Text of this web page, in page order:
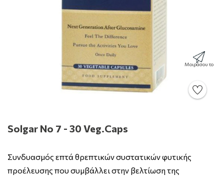
Μοιράσου το
Solgar No 7 - 30 Veg.Caps
Συνδυασμός επτά θρεπτικών συστατικών φυτικής
προέλευσης που συμβάλλει στην βελτίωση της